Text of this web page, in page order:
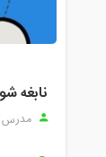
نابغه
مدرس: